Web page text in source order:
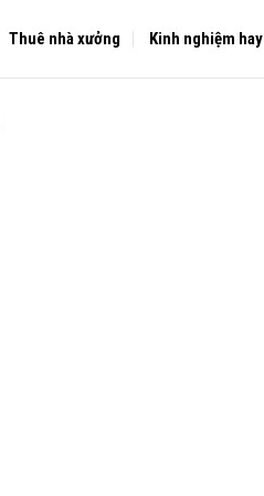
Thuê nhà xưởng Kinh nghiệm hay